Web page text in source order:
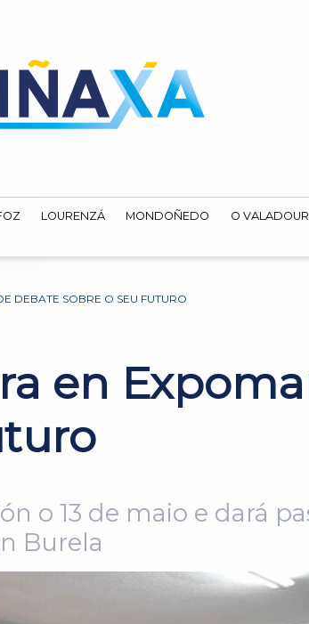
LOURENZÁ MONDOÑEDO O
DEBATE SOBRE O SEU FUTURO
en
o 13 de maio e dará
Burela